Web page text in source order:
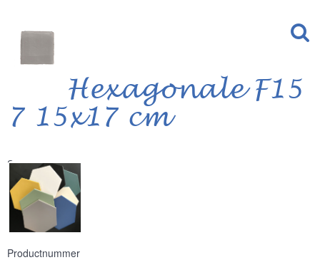
Hexagonale F15
7 15x17 cm
Serie
Productnummer